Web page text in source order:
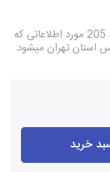
بانک اطلاعات تشک سرویس خواب دارای تعداد 205 مورد اطلاعاتی که
استان تهران میشود
خرید